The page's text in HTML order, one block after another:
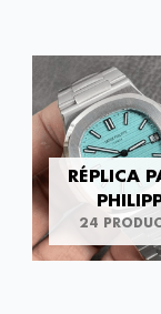
RÉPLICA
24